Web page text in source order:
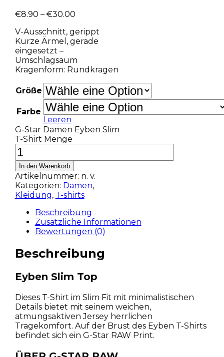
€8.90 – €30.00
V-Ausschnitt, gerippt
Kurze Ärmel, gerade
eingesetzt –
Umschlagsaum
Kragenform: Rundkragen
Größe
Farbe
Leeren
G-Star Damen Eyben Slim
T-Shirt Menge
In den Warenkorb
Artikelnummer: n. v.
Kategorien: Damen,
Kleidung, T-shirts
Beschreibung
Zusätzliche Informationen
Bewertungen (0)
Beschreibung
Eyben Slim Top
Dieses T-Shirt im Slim Fit mit minimalistischen
Details bietet mit seinem weichen,
atmungsaktiven Jersey herrlichen
Tragekomfort. Auf der Brust des Eyben T-Shirts
befindet sich ein G-Star RAW Print.